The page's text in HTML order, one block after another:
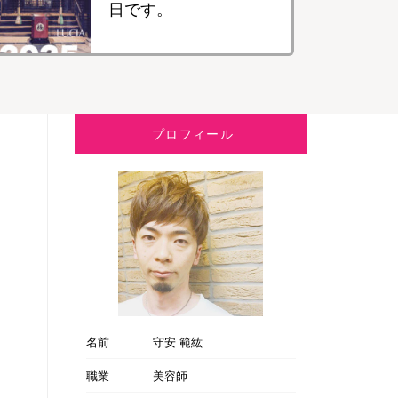
日です。
プロフィール
名前
守安 範紘
職業
美容師